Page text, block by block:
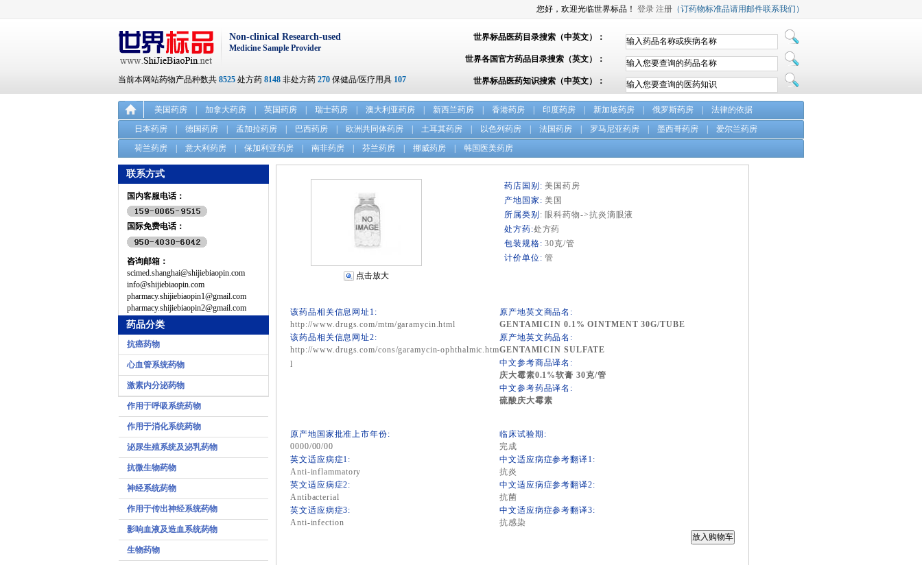
您好，欢迎光临世界标品！ 登录 注册 （订药物标准品请用邮件联系我们）
Non-clinical Research-used
Medicine Sample Provider
当前本网站药物产品种数共 8525 处方药 8148 非处方药 270 保健品/医疗用具 107
世界标品医药目录搜索（中英文）：
世界各国官方药品目录搜索（英文）：
世界标品医药知识搜索（中英文）：
美国药房 加拿大药房 英国药房 瑞士药房 澳大利亚药房 新西兰药房 香港药房 印度药房 新加坡药房 俄罗斯药房
法律的依据
日本药房
德国药房 孟加拉药房 巴西药房 欧洲共同体药房 土耳其药房 以色列药房 法国药房 罗马尼亚药房 墨西哥药房
爱尔兰药房
荷兰药房
意大利药房 保加利亚药房 南非药房 芬兰药房 挪威药房 韩国医美药房
联系方式
国内客服电话：
国际免费电话：
咨询邮箱：
scimed.shanghai@shijiebiaopin.com
info@shijiebiaopin.com
pharmacy.shijiebiaopin1@gmail.com
pharmacy.shijiebiaopin2@gmail.com
药品分类
抗癌药物
心血管系统药物
激素内分泌药物
作用于呼吸系统药物
作用于消化系统药物
泌尿生殖系统及泌乳药物
抗微生物药物
神经系统药物
作用于传出神经系统药物
影响血液及造血系统药物
生物药物
药店国别: 美国药房
产地国家: 美国
所属类别 : 眼科药物->抗炎滴眼液
处方药:处方药
包装规格: 30克/管
计价单位: 管
点击放大
该药品相关信息网址1:
http://www.drugs.com/mtm/garamycin.html
该药品相关信息网址2:
http://www.drugs.com/cons/garamycin-ophthalmic.htm
l
原产地英文商品名:
GENTAMICIN 0.1% OINTMENT 30G/TUBE
原产地英文药品名:
GENTAMICIN SULFATE
中文参考商品译名:
庆大霉素0.1%软膏 30克/管
中文参考药品译名:
硫酸庆大霉素
原产地国家批准上市年份:
0000/00/00
英文适应病症1:
Anti-inflammatory
英文适应病症2:
Antibacterial
英文适应病症3:
Anti-infection
临床试验期:
完成
中文适应病症参考翻译1:
抗炎
中文适应病症参考翻译2:
抗菌
中文适应病症参考翻译3:
抗感染